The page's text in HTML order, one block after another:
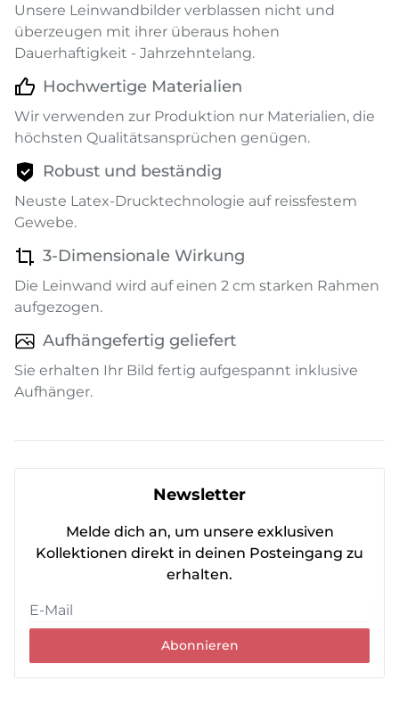
Unsere Leinwandbilder verblassen nicht und
überzeugen mit ihrer überaus hohen
Dauerhaftigkeit - Jahrzehntelang.
Hochwertige Materialien
Wir verwenden zur Produktion nur Materialien, die
höchsten Qualitätsansprüchen genügen.
Robust und beständig
Neuste Latex-Drucktechnologie auf reissfestem
Gewebe.
3-Dimensionale Wirkung
Die Leinwand wird auf einen 2 cm starken Rahmen
aufgezogen.
Aufhängefertig geliefert
Sie erhalten Ihr Bild fertig aufgespannt inklusive
Aufhänger.
Newsletter
Melde dich an, um unsere exklusiven
Kollektionen direkt in deinen Posteingang zu
erhalten.
Abonnieren